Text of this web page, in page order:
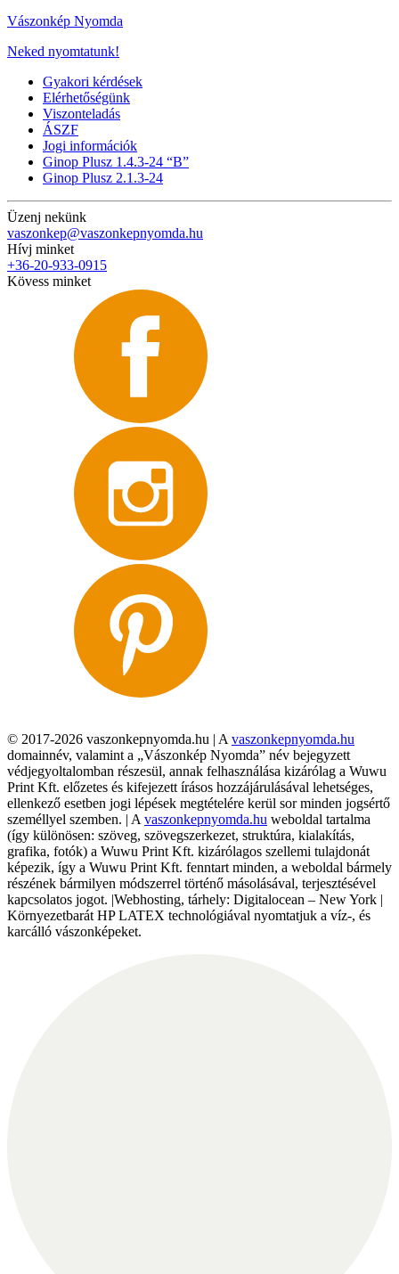
Vászonkép Nyomda
Neked nyomtatunk!
Gyakori kérdések
Elérhetőségünk
Viszonteladás
ÁSZF
Jogi információk
Ginop Plusz 1.4.3-24 “B”
Ginop Plusz 2.1.3-24
Üzenj nekünk
vaszonkep@vaszonkepnyomda.hu
Hívj minket
+36-20-933-0915
Kövess minket
© 2017-2026 vaszonkepnyomda.hu | A vaszonkepnyomda.hu
domainnév, valamint a „Vászonkép Nyomda” név bejegyzett
védjegyoltalomban részesül, annak felhasználása kizárólag a Wuwu
Print Kft. előzetes és kifejezett írásos hozzájárulásával lehetséges,
ellenkező esetben jogi lépések megtételére kerül sor minden jogsértő
személlyel szemben. | A vaszonkepnyomda.hu weboldal tartalma
(így különösen: szöveg, szövegszerkezet, struktúra, kialakítás,
grafika, fotók) a Wuwu Print Kft. kizárólagos szellemi tulajdonát
képezik, így a Wuwu Print Kft. fenntart minden, a weboldal bármely
részének bármilyen módszerrel történő másolásával, terjesztésével
kapcsolatos jogot. |Webhosting, tárhely: Digitalocean – New York |
Környezetbarát HP LATEX technológiával nyomtatjuk a víz-, és
karcálló vászonképeket.